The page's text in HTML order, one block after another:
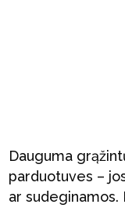
Dauguma
parduotuves –
ar sudeginamos.